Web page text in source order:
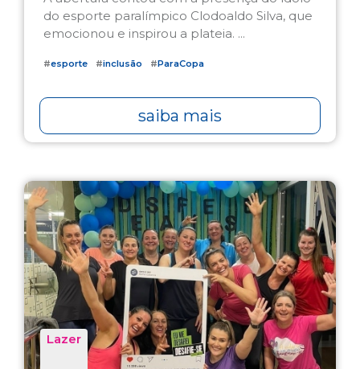
do esporte paralímpico Clodoaldo Silva, que
emocionou e inspirou a plateia. ...
#esporte #inclusão #ParaCopa
saiba mais
Lazer